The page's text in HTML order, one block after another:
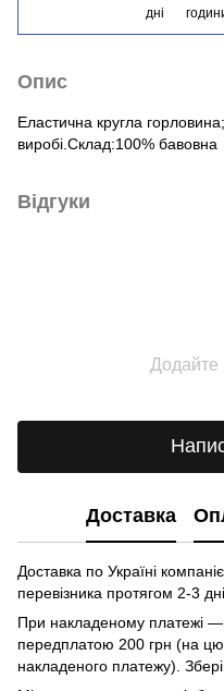
дні
Опис
Еластична кругла
виробі.Склад:100% бавовна
Відгуки
Додайте
Доставка
Доставка по Україні
перевізника протягом 2-3
При накладеному платежі
передплатою 200 грн (на
накладеного платежу).